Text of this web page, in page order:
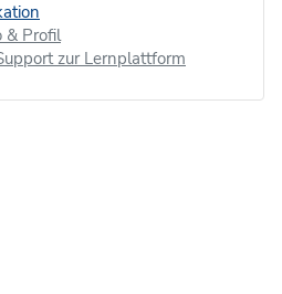
& Profil
zur Lernplattform